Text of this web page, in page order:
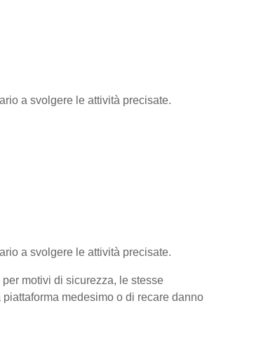
a svolgere le attività precisate.
a svolgere le attività precisate.
motivi di sicurezza, le stesse
medesimo o di recare danno